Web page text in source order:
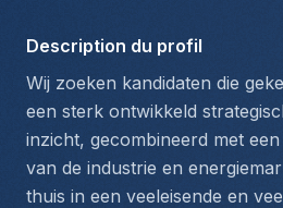
Description du profil
Wij zoeken kandidaten die
een sterk ontwikkeld
inzicht, gecombineerd met
van de industrie en
thuis in een veeleisende en